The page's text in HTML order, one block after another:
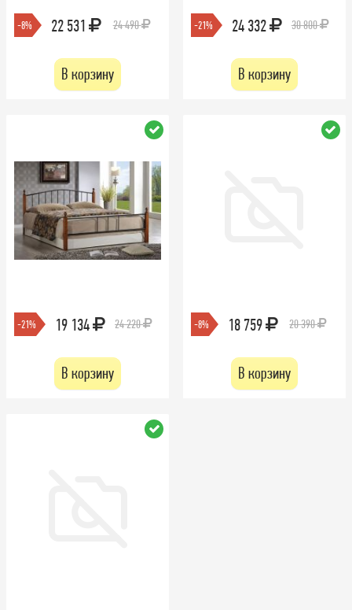
-8% 22 531 24 490
В корзину
-21% 24 332 30 800
В корзину
-21% 19 134 24 220
В корзину
-8% 18 759 20 390
В корзину